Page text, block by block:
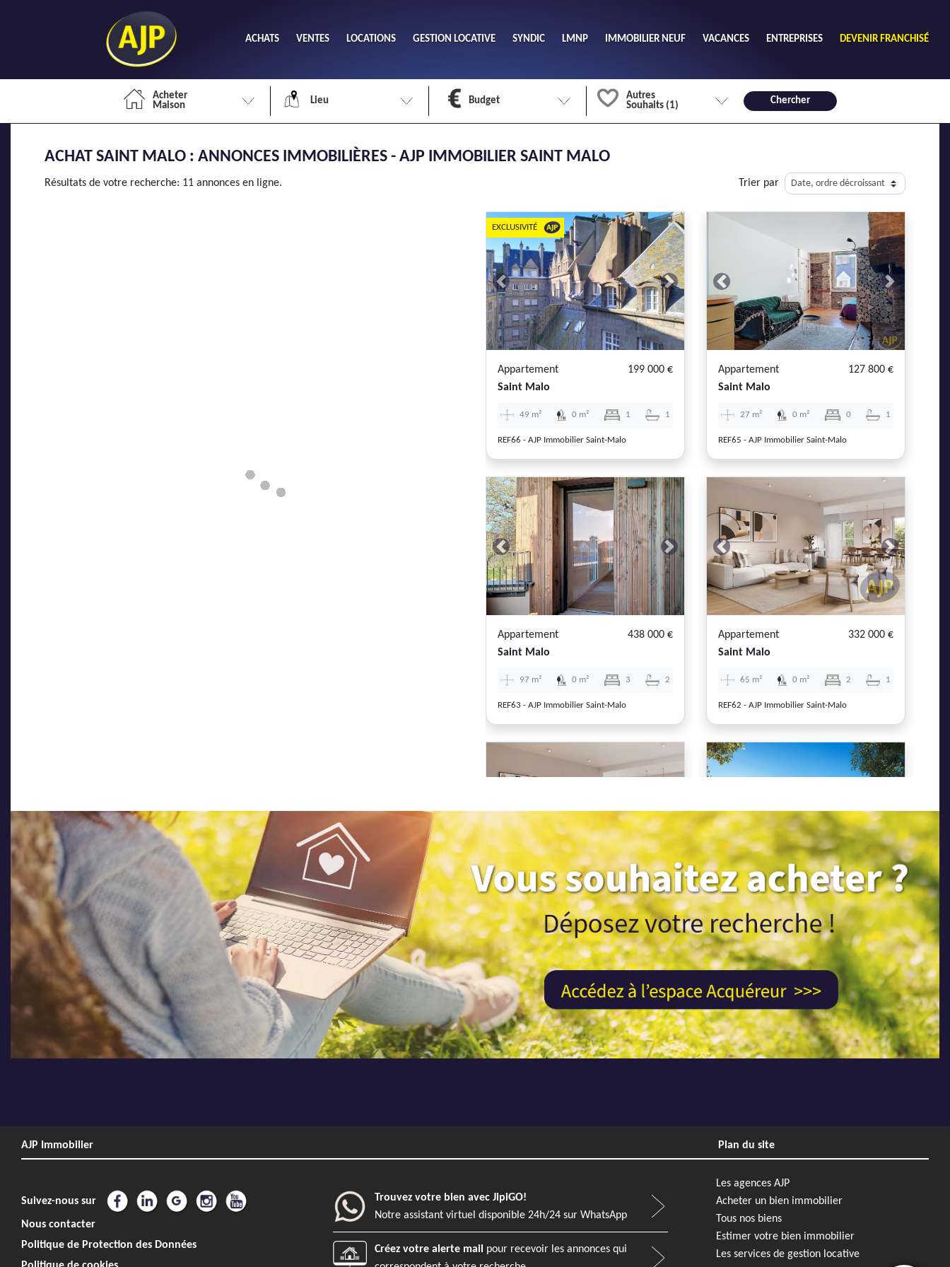
ACHATS VENTES LOCATIONS GESTION LOCATIVE SYNDIC LMNP IMMOBILIER NEUF VACANCES ENTREPRISES DEVENIR FRANCHISÉ
Acheter
Maison
Lieu Budget
Autres
Souhaits (1)
1
Chercher
ACHAT SAINT MALO : ANNONCES IMMOBILIÈRES - AJP IMMOBILIER SAINT MALO
Résultats de votre recherche: 11 annonces en ligne. Trier par
Previous Next
EXCLUSIVITÉ
Appartement
199 000 €
Saint Malo
49 m² 0 m² 1 1
REF66 - AJP Immobilier Saint-Malo
Previous Next
Appartement
127 800 €
Saint Malo
27 m² 0 m² 0 1
REF65 - AJP Immobilier Saint-Malo
Previous Next
Appartement
438 000 €
Saint Malo
97 m² 0 m² 3 2
REF63 - AJP Immobilier Saint-Malo
Previous Next
Appartement
332 000 €
Saint Malo
65 m² 0 m² 2 1
REF62 - AJP Immobilier Saint-Malo
Previous Next
Appartement
460 000 €
Saint Malo
104 m² 0 m² 4 2
REF57 - AJP Immobilier Saint-Malo
Previous
Maison
470 000 €
Saint Malo
109 m² 34 m² 3
REF56 - AJP Immobilier Saint-Malo
109 m² 33 m²
REF54 - AJP Immobilier Saint-Malo
Saint Malo
REF39 - AJP Immobilier Saint-Malo
AJP Immobilier Plan du site
Suivez-nous sur
Nous contacter
Politique de Protection des Données
Trouvez votre bien avec JipiGO!
Notre assistant virtuel disponible 24h/24 sur WhatsApp
Créez votre alerte mail pour recevoir les annonces qui
Les agences AJP
Acheter un bien immobilier
Tous nos biens
Estimer votre bien immobilier
Les services de gestion locative